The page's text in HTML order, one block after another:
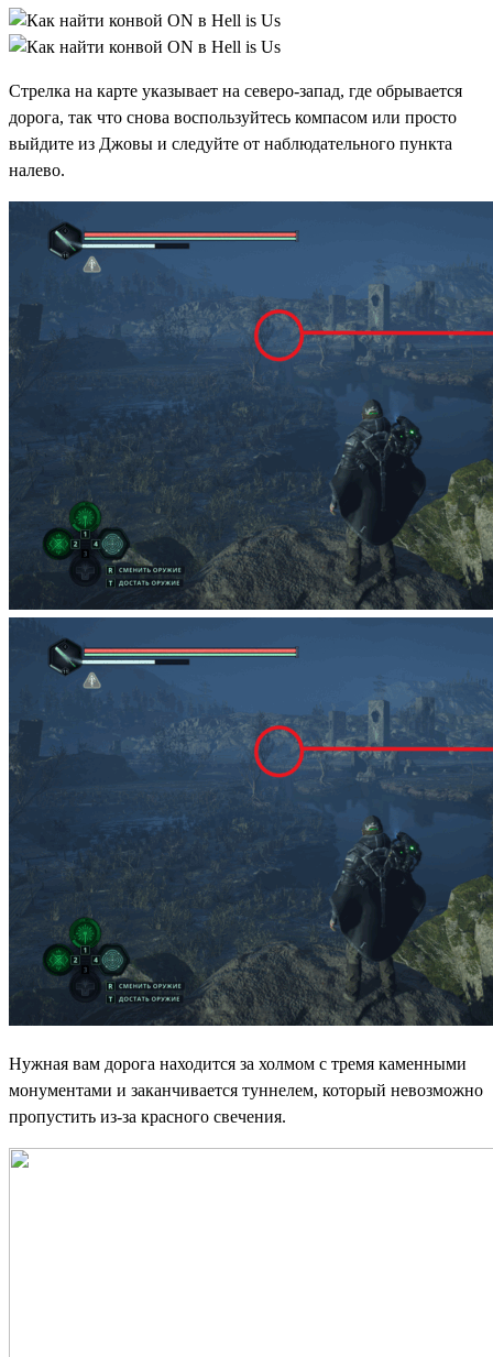
Стрелка на карте указывает на северо-запад, где обрывается
дорога, так что снова воспользуйтесь компасом или просто
выйдите из Джовы и следуйте от наблюдательного пункта
налево.
Нужная вам дорога находится за холмом с тремя каменными
монументами и заканчивается туннелем, который невозможно
пропустить из-за красного свечения.